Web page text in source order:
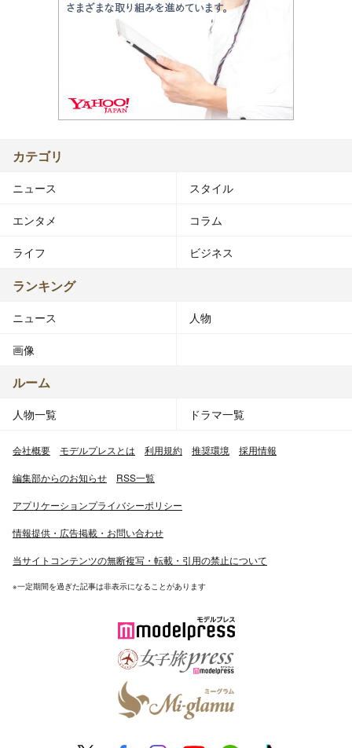
カテゴリ
ニュース スタイル
エンタメ コラム
ライフ ビジネス
ランキング
ニュース 人物
画像
ルーム
人物一覧 ドラマ一覧
会社概要 モデルプレスとは 利用規約 推奨環境 採用情報
編集部からのお知らせ RSS一覧
アプリケーションプライバシーポリシー
情報提供・広告掲載・お問い合わせ
当サイトコンテンツの無断複写・転載・引用の禁止について
※一定期間を過ぎた記事は非表示になることがあります